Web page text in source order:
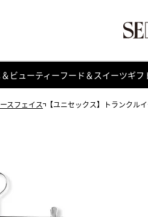
ビューティーフード＆スイーツギフ
スフェイス 【ユニセックス】トランクル